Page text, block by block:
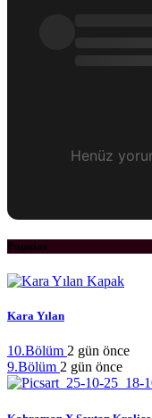
Henüz
Popular
Kara Yılan
10.Bölüm 2 gün önce
9.Bölüm 2 gün önce